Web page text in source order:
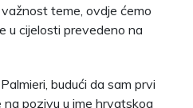
teme, ovdje ćemo
u cijelosti prevedeno na
budući da sam prvi
pozivu u ime hrvatskog